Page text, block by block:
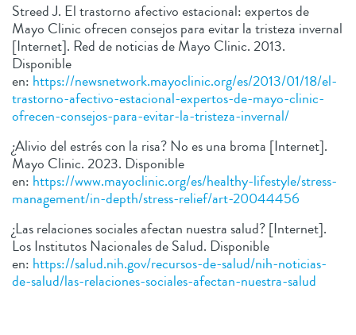
Streed J. El trastorno afectivo estacional: expertos de
Mayo Clinic ofrecen consejos para evitar la tristeza invernal
[Internet]. Red de noticias de Mayo Clinic. 2013.
Disponible
en: https://newsnetwork.mayoclinic.org/es/2013/01/18/el-
trastorno-afectivo-estacional-expertos-de-mayo-clinic-
ofrecen-consejos-para-evitar-la-tristeza-invernal/
¿Alivio del estrés con la risa? No es una broma [Internet].
Mayo Clinic. 2023. Disponible
en: https://www.mayoclinic.org/es/healthy-lifestyle/stress-
management/in-depth/stress-relief/art-20044456
¿Las relaciones sociales afectan nuestra salud? [Internet].
Los Institutos Nacionales de Salud. Disponible
en: https://salud.nih.gov/recursos-de-salud/nih-noticias-
de-salud/las-relaciones-sociales-afectan-nuestra-salud